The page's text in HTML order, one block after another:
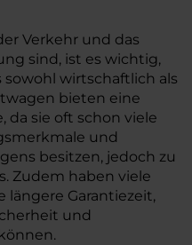
Verkehr und das
sind, ist es wichtig,
sowohl wirtschaftlich als
bieten eine
da sie oft schon viele
und
besitzen, jedoch zu
Zudem haben viele
längere Garantiezeit,
und